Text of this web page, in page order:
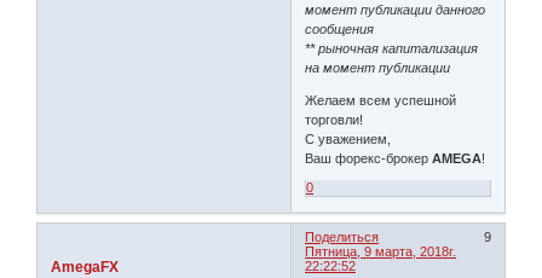
момент публикации данного
сообщения
** рыночная капитализация
на момент публикации
Желаем всем успешной
торговли!
С уважением,
Ваш форекс-брокерAMEGA!
0
Поделиться
9
Пятница, 9 марта, 2018г.
22:22:52
AmegaFX